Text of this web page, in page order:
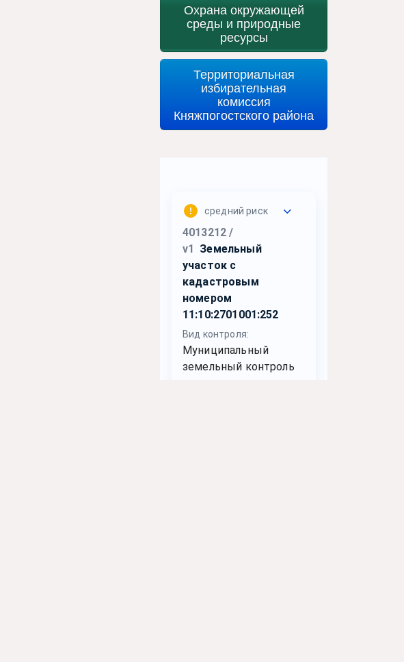
Охрана окружающей
среды и природные
ресурсы
Территориальная
избирательная
комиссия
Княжпогостского района